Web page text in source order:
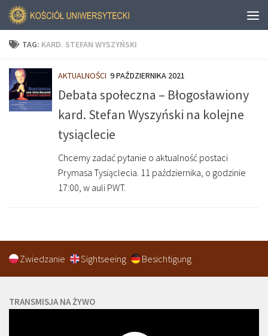
TAG: KARD. STEFAN WYSZYŃSKI
AKTUALNOŚCI 9 PAŹDZIERNIKA 2021
Debata społeczna – Błogosławiony
kard. Stefan Wyszyński na kolejne
tysiąclecie
Chcemy zadać pytanie o aktualność postaci
Prymasa Tysiąclecia. 11 października, o godzinie
17:00, w auli PWT.
Zwiedzanie Sightseeing Besichtigung
TRANSMISJA NA ŻYWO